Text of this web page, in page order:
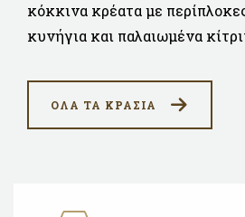
κόκκινα κρέατα με
κυνήγια και παλαιωμένα
ΟΛΑ ΤΑ ΚΡΑΣΙΑ